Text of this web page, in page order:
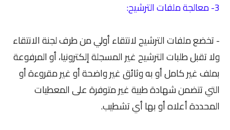
3- معالجة ملفات الترشيح:
- تخضع ملفات الترشيح لانتقاء أولي من طرف لجنة الانتقاء
ولا تقبل طلبات الترشيح غير المسجلة إلكترونيا، أو المرفوعة
بملف غير كامل أو به وثائق غير واضحة أو غير مقروءة أو
التي تتضمن شهادة طبية غير متوفرة على المعطيات
المحددة أعلاه أو بها أي تشطيب.